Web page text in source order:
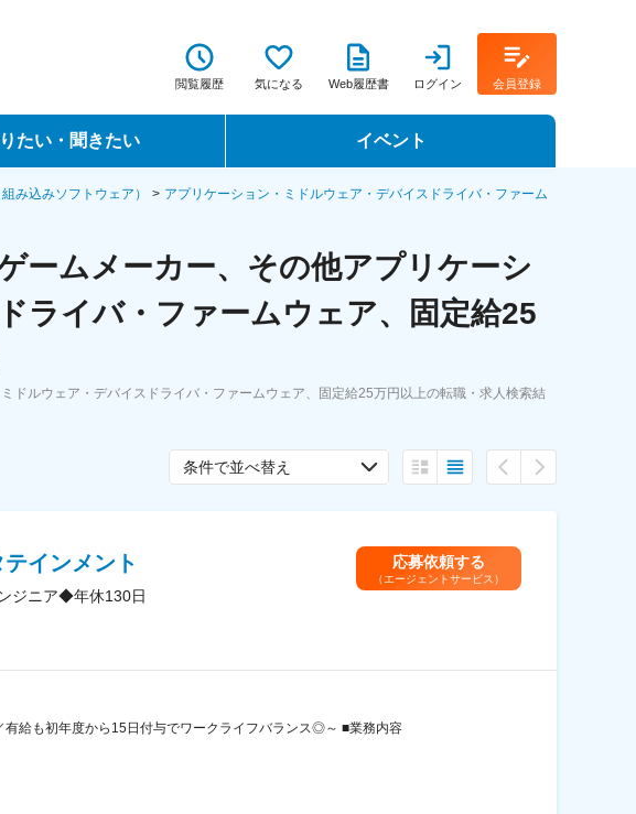
閲覧履歴 気になる Web履歴書 ログイン 会員登録
たい・聞きたい
転職
タビュー
イベント
転職イベント・転職セミナー
転職フェア
転職セミナー動画
み込みソフトウェア）
アプリケーション・ミドルウェア・デバイスドライバ・ファーム
ームメーカー、その他アプリケーシ
ライバ・ファームウェア、固定給25
ドルウェア・デバイスドライバ・ファームウェア、固定給25万円以上の転職・求人検索結
条件で並べ替え
インメント
ジニア◆年休130日
応募依頼する
（エージェントサービス）
給も初年度から15日付与でワークライフバランス◎～ ■業務内容